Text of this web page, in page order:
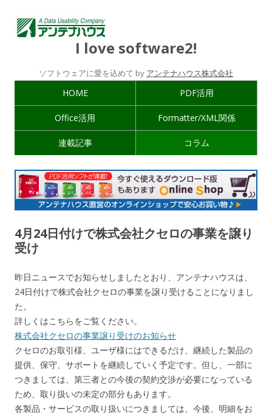
I love software2!
ソフトウェアに愛を込めて by アンテナハウス株式会社
HOME PDF活用
Office活用 Formatter/XML関係
連載記事 コラム
4月24日付けで株式会社クセロの事業を譲り
受け
昨日ニュースでお知らせしましたとおり、アンテナハウスは、
24日付けで株式会社クセロの事業を譲り受けることになりまし
た。
詳しくはこちらをご覧ください。
株式会社クセロの事業譲り受けのお知らせ
クセロのお取引様、ユーザ様にはできるだけ、継続した製品の
提供、保守、サポートを継続していく予定です。但し、一部に
つきましては、第三者との今後の契約交渉が必要になっている
ため、取り扱いの未定の部分もあります。
各製品・サービスの取り扱いにつきましては、今後、明細をお